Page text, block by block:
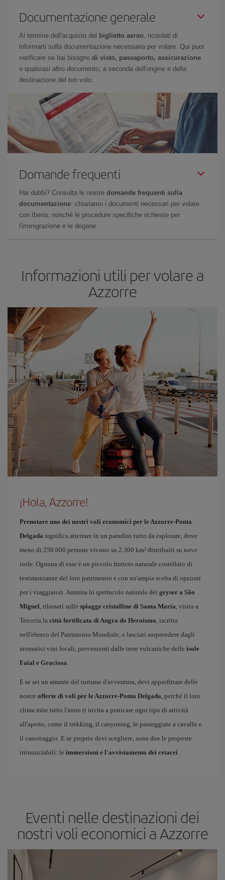
Documentazione generale
Al termine dell'acquisto del biglietto aereo, ricordati di
informarti sulla documentazione necessaria per volare. Qui puoi
verificare se hai bisogno di visto, passaporto, assicurazione
o qualsiasi altro documento, a seconda dell'origine e della
destinazione del tuo volo.
Domande frequenti
Hai dubbi? Consulta le nostre domande frequenti sulla
documentazione: chiariamo i documenti necessari per volare
con Iberia, nonché le procedure specifiche richieste per
l'immigrazione e le dogane.
Informazioni utili per volare a
Azzorre
¡Hola, Azzorre!
Prenotare uno dei nostri voli economici per le Azzorre-Ponta
Delgada significa atterrare in un paradiso tutto da esplorare, dove
meno di 250.000 persone vivono su 2.300 km² distribuiti su nove
isole. Ognuna di esse è un piccolo frutteto naturale costellato di
testimonianze del loro patrimonio e con un'ampia scelta di opzioni
per i viaggiatori. Ammira lo spettacolo naturale dei geyser a São
Miguel, rilassati sulle spiagge cristalline di Santa Maria, visita a
Tercería la città fortificata di Angra do Heroísmo, iscritta
nell'elenco del Patrimonio Mondiale, e lasciati sorprendere dagli
aromatici vini locali, provenienti dalle terre vulcaniche delle isole
Faial e Graciosa.
E se sei un amante del turismo d'avventura, devi approfittare delle
nostre offerte di voli per le Azzorre-Ponta Delgada, perché il loro
clima mite tutto l'anno ti invita a praticare ogni tipo di attività
all'aperto, come il trekking, il canyoning, le passeggiate a cavallo e
il canottaggio. E se proprio devi scegliere, sono due le proposte
irrinunciabili: le immersioni e l'avvistamento dei cetacei.
Eventi nelle destinazioni dei
nostri voli economici a Azzorre